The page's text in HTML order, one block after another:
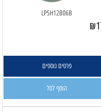
LP5H12B06B
₪
פרטים נוספים
הוסף לסל